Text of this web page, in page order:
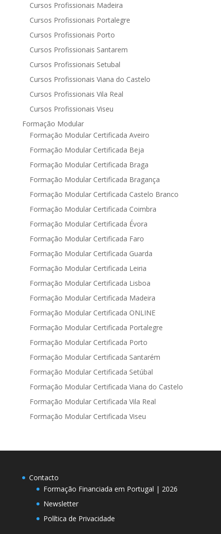
Cursos Profissionais Madeira
Cursos Profissionais Portalegre
Cursos Profissionais Porto
Cursos Profissionais Santarem
Cursos Profissionais Setubal
Cursos Profissionais Viana do Castelo
Cursos Profissionais Vila Real
Cursos Profissionais Viseu
Formação Modular
Formação Modular Certificada Aveiro
Formação Modular Certificada Beja
Formação Modular Certificada Braga
Formação Modular Certificada Bragança
Formação Modular Certificada Castelo Branco
Formação Modular Certificada Coimbra
Formação Modular Certificada Évora
Formação Modular Certificada Faro
Formação Modular Certificada Guarda
Formação Modular Certificada Leiria
Formação Modular Certificada Lisboa
Formação Modular Certificada Madeira
Formação Modular Certificada ONLINE
Formação Modular Certificada Portalegre
Formação Modular Certificada Porto
Formação Modular Certificada Santarém
Formação Modular Certificada Setúbal
Formação Modular Certificada Viana do Castelo
Formação Modular Certificada Vila Real
Formação Modular Certificada Viseu
Contacto
Formação Financiada em Portugal | 2026
Newsletter
Política de Privacidade